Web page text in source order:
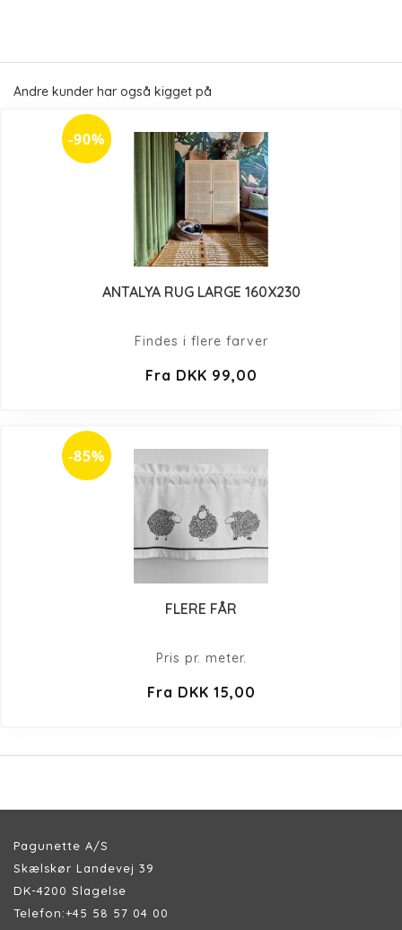
Andre kunder har også kigget på
-90%
ANTALYA RUG LARGE 160X230
Findes i flere farver
Fra DKK 99,00
-85%
FLERE FÅR
Pris pr. meter.
Fra DKK 15,00
Pagunette A/S
Skælskør Landevej 39
DK-4200 Slagelse
Telefon:+45 58 57 04 00